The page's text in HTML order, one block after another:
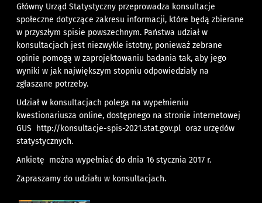
Główny Urząd Statystyczny przeprowadza konsultacje
społeczne dotyczące zakresu informacji, które będą zbierane
w przyszłym spisie powszechnym. Państwa udział w
konsultacjach jest niezwykle istotny, ponieważ zebrane
opinie pomogą w zaprojektowaniu badania tak, aby jego
wyniki w jak największym stopniu odpowiedziały na
zgłaszane potrzeby.
Udział w konsultacjach polega na wypełnieniu
kwestionariusza online, dostępnego na stronie internetowej
GUS http://konsultacje-spis-2021.stat.gov.pl oraz urzędów
statystycznych.
Ankietę można wypełniać do dnia 16 stycznia 2017 r.
Zapraszamy do udziału w konsultacjach.